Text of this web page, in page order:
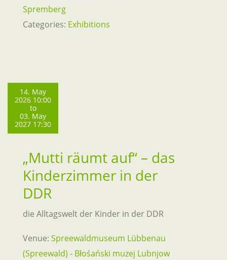
Spremberg
Categories: Exhibitions
14. May
2026 10:00
to
03. May
2027 17:30
„Mutti räumt auf“ – das
Kinderzimmer in der
DDR
die Alltagswelt der Kinder in der DDR
Venue: Spreewaldmuseum Lübbenau
(Spreewald) - Błośański muzej Lubnjow